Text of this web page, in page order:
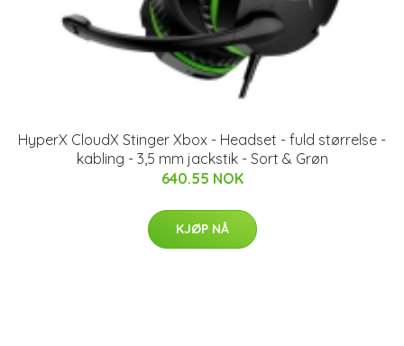
HyperX CloudX Stinger Xbox - Headset - fuld størrelse -
kabling - 3,5 mm jackstik - Sort & Grøn
640.55 NOK
KJØP NÅ